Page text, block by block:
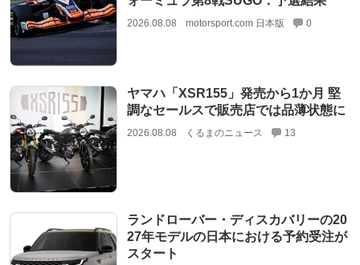
2026.08.08 motorsport.com 日本版 0
ヤマハ「XSR155」発売から1か月 堅
調なセールスで販売店では品薄状態に
2026.08.08 くるまのニュース 13
ランドローバー・ディスカバリーの20
27年モデルの日本における予約受注が
スタート